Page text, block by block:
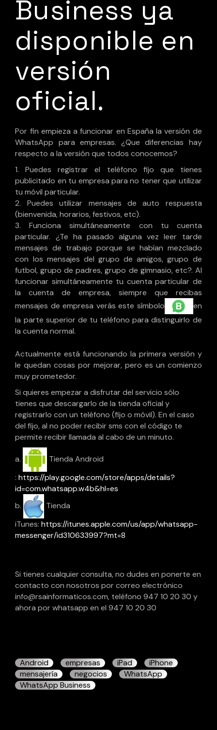
Business ya
disponible en
versión
oficial.
Por fin empieza a funcionar en España la versión de
WhatsApp para empresas. ¿Que diferencias hay
respecto a la versión que todos conocemos?
Puedes registrar el teléfono fijo que tienes
publicitado en tu empresa para no tener que utilizar
tu móvil particular.
Puedes utilizar mensajes de auto respuesta
(bienvenida, horarios, festivos, etc).
Funciona simultáneamente con tu cuenta
particular. ¿Te ha pasado alguna vez leer tarde
mensajes de trabajo porque se habían mezclado
con los mensajes del grupo de amigos, grupo de
futbol, grupo de padres, grupo de gimnasio, etc?. Al
funcionar simultáneamente tu cuenta particular de
la cuenta de empresa, siempre que recibas
mensajes de empresa verás este símbolo
en
la parte superior de tu teléfono para distinguirlo de
la cuenta normal.
Actualmente está funcionando la primera versión y
le quedan cosas por mejorar, pero es un comienzo
muy prometedor.
Si quieres empezar a disfrutar del servicio sólo
tienes que descargarlo de la tienda oficial y
registrarlo con un teléfono (fijo o móvil). En el caso
del fijo, al no poder recibir sms con el código te
permite recibir llamada al cabo de un minuto.
Tienda Android
:https://play.google.com/store/apps/details?
id=com.whatsapp.w4b&hl=es
Tienda
iTunes:https://itunes.apple.com/us/app/whatsapp-
messenger/id310633997?mt=8
Si tienes cualquier consulta, no dudes en ponerte en
contacto con nosotros por correo electrónico
info@rsainformaticos.com, teléfono 947 10 20 30 y
ahora por whatsapp en el 947 10 20 30
Android empresas iPad
iPhone
mensajería
negocios
WhatsApp
WhatsApp Business